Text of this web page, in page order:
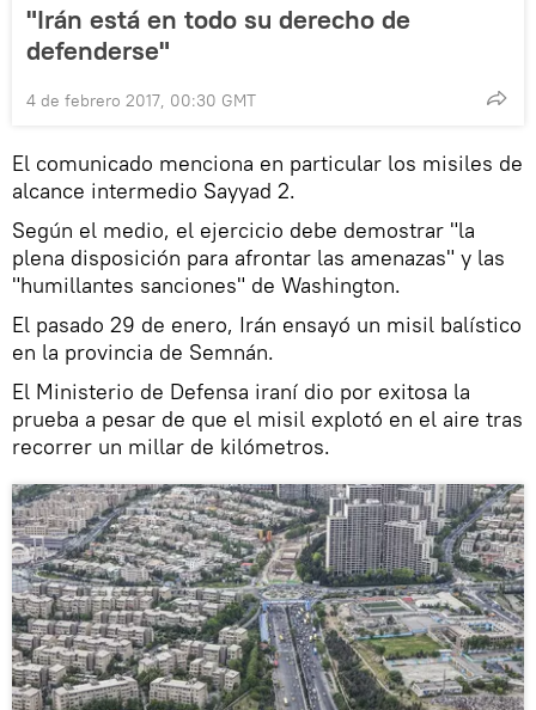
"Irán está en todo su derecho de
defenderse"
4 de febrero 2017, 00:30 GMT
El comunicado menciona en particular los misiles de
alcance intermedio Sayyad 2.
Según el medio, el ejercicio debe demostrar "la
plena disposición para afrontar las amenazas" y las
"humillantes sanciones" de Washington.
El pasado 29 de enero, Irán ensayó un misil balístico
en la provincia de Semnán.
El Ministerio de Defensa iraní dio por exitosa la
prueba a pesar de que el misil explotó en el aire tras
recorrer un millar de kilómetros.